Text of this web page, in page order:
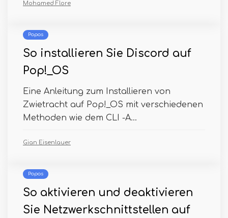
Mohamed Flore
Popos
So installieren Sie Discord auf
Pop!_OS
Eine Anleitung zum Installieren von
Zwietracht auf Pop!_OS mit verschiedenen
Methoden wie dem CLI -A...
Gian Eisenlauer
Popos
So aktivieren und deaktivieren
Sie Netzwerkschnittstellen auf